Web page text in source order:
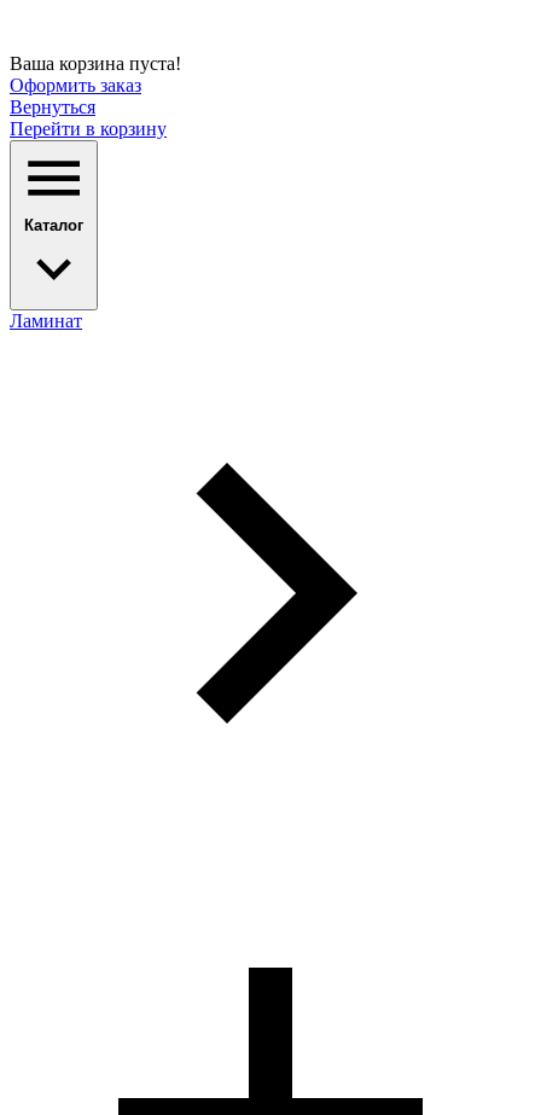
Ваша корзина пуста!
Оформить заказ
Вернуться
Перейти в корзину
Каталог
Ламинат